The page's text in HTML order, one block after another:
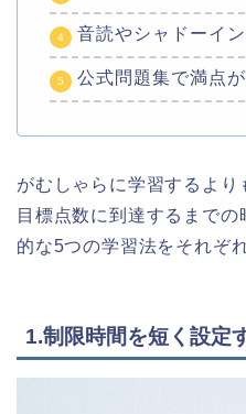
音読やシャドーイ
公式問題集で満点
がむしゃらに学習するよ
目標点数に到達するまで
的な5つの学習法をそれぞ
1.制限時間を短く設定